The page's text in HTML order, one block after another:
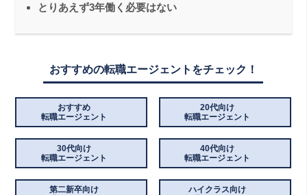
とりあえず3年働く必要はない
おすすめの転職エージェントをチェック！
おすすめ
転職エージェント
20代向け
転職エージェント
30代向け
転職エージェント
40代向け
転職エージェント
第二新卒向け
ハイクラス向け